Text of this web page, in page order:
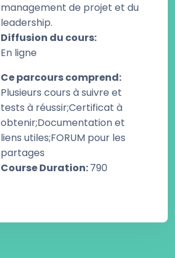
management de projet et du
leadership.
Diffusion du cours:
En ligne
Ce parcours comprend:
Plusieurs cours à suivre et
tests à réussir;Certificat à
obtenir;Documentation et
liens utiles;FORUM pour les
partages
Course Duration:790